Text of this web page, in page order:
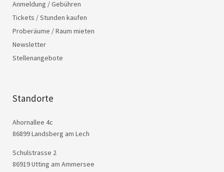
Anmeldung / Gebühren
Tickets / Stunden kaufen
Proberäume / Raum mieten
Newsletter
Stellenangebote
Standorte
Ahornallee 4c
86899 Landsberg am Lech
Schulstrasse 2
86919 Utting am Ammersee